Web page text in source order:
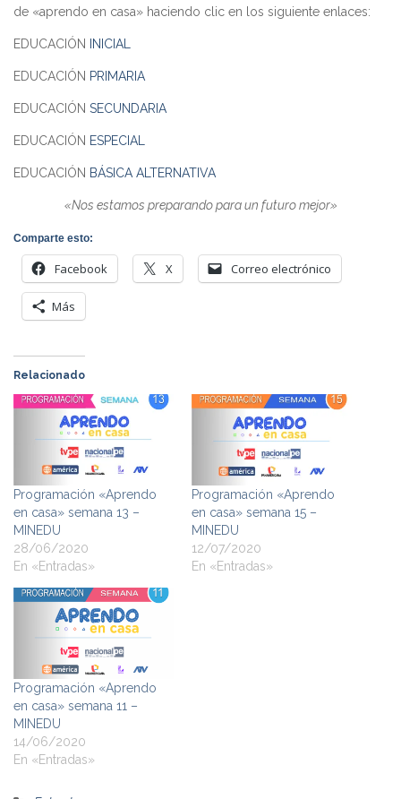
de «aprendo en casa» haciendo clic en los siguiente enlaces:
EDUCACIÓN INICIAL
EDUCACIÓN PRIMARIA
EDUCACIÓN SECUNDARIA
EDUCACIÓN ESPECIAL
EDUCACIÓN BÁSICA ALTERNATIVA
«Nos estamos preparando para un futuro mejor»
Comparte esto:
Facebook X Correo electrónico
Más
Relacionado
Programación «Aprendo
en casa» semana 13 –
MINEDU
28/06/2020
En «Entradas»
Programación «Aprendo
en casa» semana 15 –
MINEDU
12/07/2020
En «Entradas»
Programación «Aprendo
en casa» semana 11 –
MINEDU
14/06/2020
En «Entradas»